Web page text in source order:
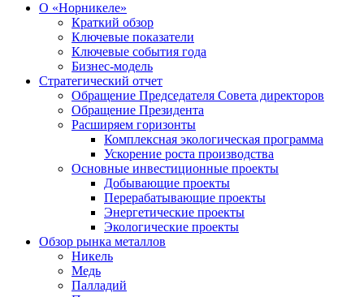
О «Норникеле»
Краткий обзор
Ключевые показатели
Ключевые события года
Бизнес-модель
Стратегический отчет
Обращение Председателя Совета директоров
Обращение Президента
Расширяем горизонты
Комплексная экологическая программа
Ускорение роста производства
Основные инвестиционные проекты
Добывающие проекты
Перерабатывающие проекты
Энергетические проекты
Экологические проекты
Обзор рынка металлов
Никель
Медь
Палладий